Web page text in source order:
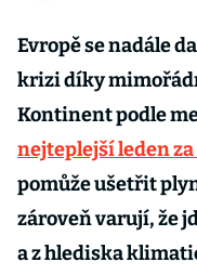
Evropě se nadále
krizi díky
Kontinent podle
nejteplejší leden
pomůže ušetřit
zároveň varují, že
a z hlediska